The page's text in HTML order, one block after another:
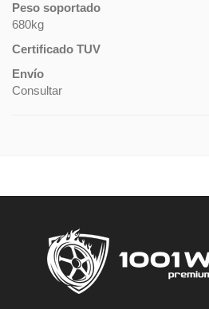
Peso soportado
680kg
Certificado TUV
Envío
Consultar